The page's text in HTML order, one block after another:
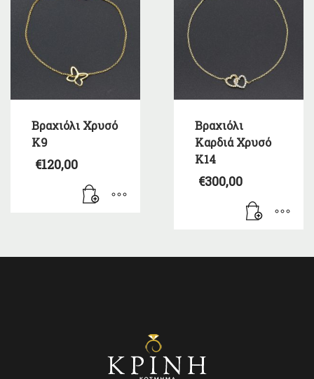
Βραχιόλι Χρυσό
Κ9
€120,00
Βραχιόλι
Καρδιά Χρυσό
Κ14
€300,00